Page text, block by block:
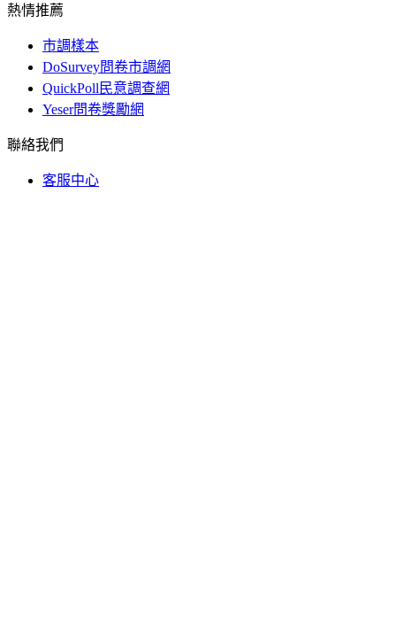
熱情推薦
市調樣本
DoSurvey問卷市調網
QuickPoll民意調查網
Yeser問卷獎勵網
聯絡我們
客服中心